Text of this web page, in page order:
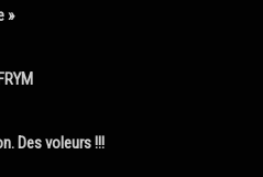
»
Des voleurs !!!